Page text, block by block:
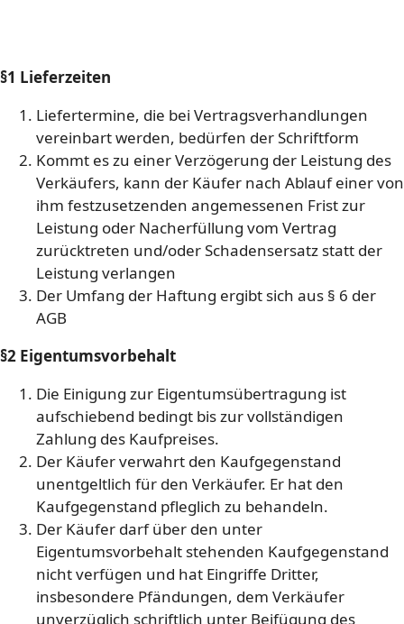
§1 Lieferzeiten
Liefertermine, die bei Vertragsverhandlungen
vereinbart werden, bedürfen der Schriftform
Kommt es zu einer Verzögerung der Leistung des
Verkäufers, kann der Käufer nach Ablauf einer von
ihm festzusetzenden angemessenen Frist zur
Leistung oder Nacherfüllung vom Vertrag
zurücktreten und/oder Schadensersatz statt der
Leistung verlangen
Der Umfang der Haftung ergibt sich aus § 6 der
AGB
§2 Eigentumsvorbehalt
Die Einigung zur Eigentumsübertragung ist
aufschiebend bedingt bis zur vollständigen
Zahlung des Kaufpreises.
Der Käufer verwahrt den Kaufgegenstand
unentgeltlich für den Verkäufer. Er hat den
Kaufgegenstand pfleglich zu behandeln.
Der Käufer darf über den unter
Eigentumsvorbehalt stehenden Kaufgegenstand
nicht verfügen und hat Eingriffe Dritter,
insbesondere Pfändungen, dem Verkäufer
unverzüglich schriftlich unter Beifügung des